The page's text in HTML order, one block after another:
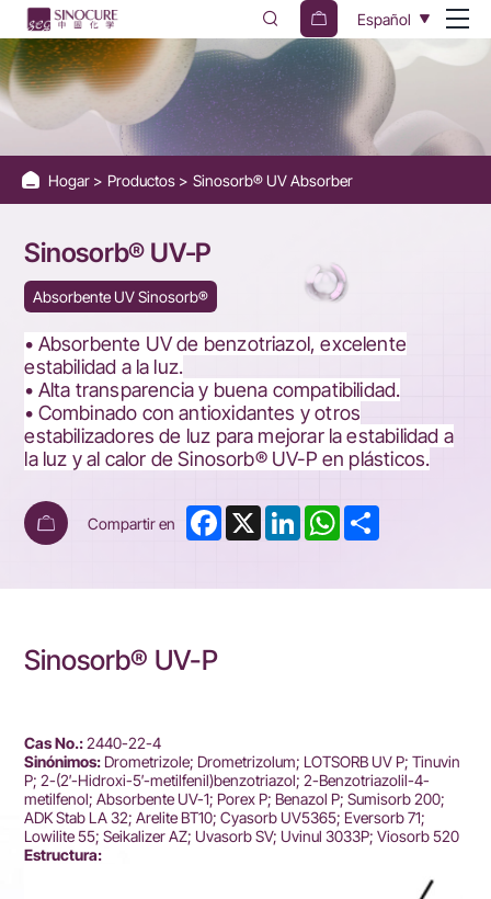
Sinosorb®
UV-
P
Español
Hogar Productos Sinosorb® UV Absorber
Sinosorb® UV-P
Absorbente UV Sinosorb®
• Absorbente UV de benzotriazol, excelente
estabilidad a la luz.
• Alta transparencia y buena compatibilidad.
• Combinado con antioxidantes y otros
estabilizadores de luz para mejorar la estabilidad a
la luz y al calor de Sinosorb® UV-P en plásticos.
Compartir en Facebook
X LinkedInWhatsApp
Sinosorb® UV-P
Cas No.:2440-22-4
Sinónimos: Drometrizole; Drometrizolum; LOTSORB UV P; Tinuvin
P; 2-(2′-Hidroxi-5′-metilfenil)benzotriazol; 2-Benzotriazolil-4-
metilfenol; Absorbente UV-1; Porex P; Benazol P; Sumisorb 200;
ADK Stab LA 32; Arelite BT10; Cyasorb UV5365; Eversorb 71;
Lowilite 55; Seikalizer AZ; Uvasorb SV; Uvinul 3033P; Viosorb 520
Estructura: